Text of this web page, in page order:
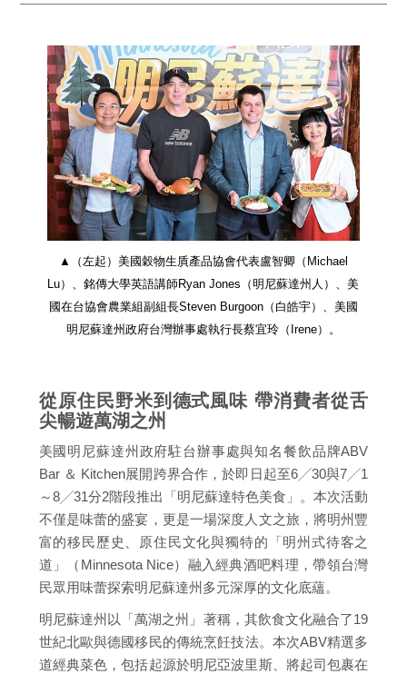
▲（左起）美國穀物生貭產品協會代表盧智卿（Michael
Lu）、銘傳大學英語講師Ryan Jones（明尼蘇達州人）、美
國在台協會農業組副組長Steven Burgoon（白皓宇）、美國
明尼蘇達州政府台灣辦事處執行長蔡宜玲（Irene）。
從原住民野米到德式風味 帶消費者從舌
尖暢遊萬湖之州
美國明尼蘇達州政府駐台辦事處與知名餐飲品牌ABV
Bar ＆ Kitchen展開跨界合作，於即日起至6╱30與7╱1
～8╱31分2階段推出「明尼蘇達特色美食」。本次活動
不僅是味蕾的盛宴，更是一場深度人文之旅，將明州豐
富的移民歷史、原住民文化與獨特的「明州式待客之
道」（Minnesota Nice）融入經典酒吧料理，帶領台灣
民眾用味蕾探索明尼蘇達州多元深厚的文化底蘊。
明尼蘇達州以「萬湖之州」著稱，其飲食文化融合了19
世紀北歐與德國移民的傳統烹飪技法。本次ABV精選多
道經典菜色，包括起源於明尼亞波里斯、將起司包裹在